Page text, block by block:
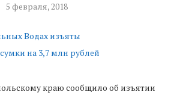
5 февраля, 2018
краю сообщило об изъятии